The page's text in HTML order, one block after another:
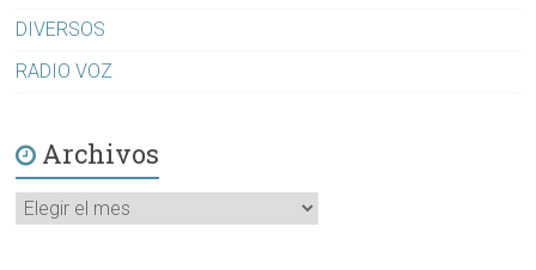
DIVERSOS
RADIO VOZ
Archivos
Archivos